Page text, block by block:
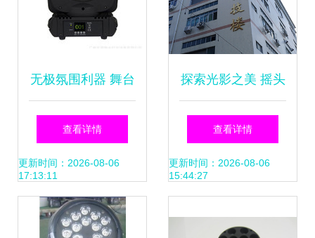
无极氛围利器 舞台
与派对的LED摇头
双飞碟灯选型与报
价指南
查看详情
更新时间：2026-08-06
17:13:11
探索光影之美 摇头
灯专题介绍
查看详情
更新时间：2026-08-06
15:44:27